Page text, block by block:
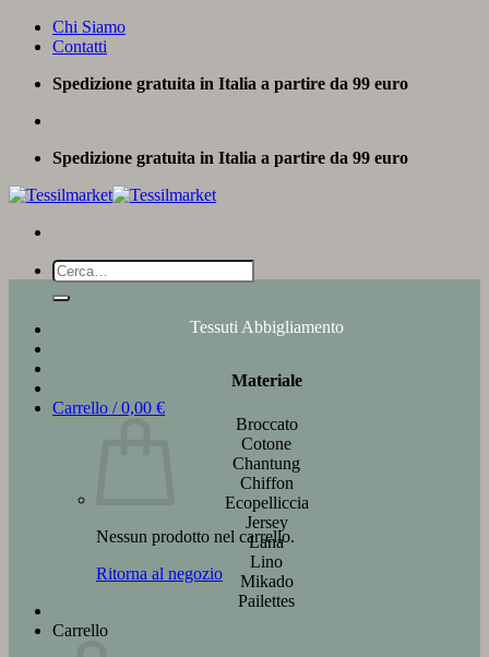
Salta
Chi Siamo
Contatti
Spedizione gratuita in Italia a partire da 99 euro
Spedizione gratuita in Italia a partire da 99 euro
Cerca:
Carrello /0,00 €
Nessun prodotto nel carrello.
Ritorna al negozio
Carrello
Tessuti Abbigliamento
Materiale
Broccato
Cotone
Chantung
Chiffon
Ecopelliccia
Jersey
Lana
Lino
Mikado
Pailettes